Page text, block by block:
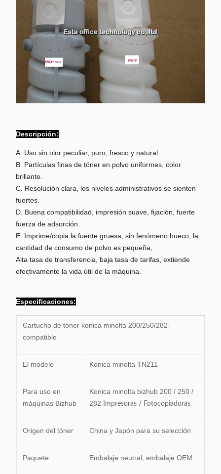
Descripción:
A. Uso sin olor peculiar, puro, fresco y natural.
B. Partículas finas de tóner en polvo uniformes, color
brillante.
C. Resolución clara, los niveles administrativos se sienten
fuertes.
D. Buena compatibilidad, impresión suave, fijación, fuerte
fuerza de adsorción.
E. Imprime/copia la fuente gruesa, sin fenómeno hueco, la
cantidad de consumo de polvo es pequeña,
Alta tasa de transferencia, baja tasa de tarifas, extiende
efectivamente la vida útil de la máquina.
Especificaciones:
Cartucho de tóner konica minolta 200/250/282-
compatible
El modelo Konica minolta TN211
Para uso en
máquinas Bizhub
Konica minolta bizhub 200 / 250 /
282
Impresoras / Fotocopiadoras
Origen del tóner China y Japón para su selección
Paquete Embalaje neutral, embalaje OEM